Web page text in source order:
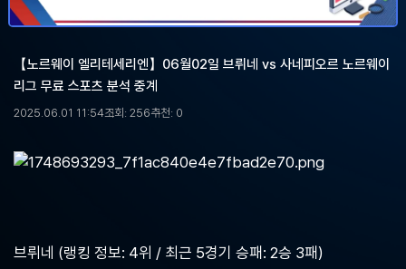
료
츠
중
계,
해
축
구
시
간
【노르웨이 엘리테세리엔】06월02일 브뤼네 vs 사네피오르 노르웨이
리그 무료 스포츠 분석 중계
2025.06.01 11:54조회: 256추천: 0
브뤼네 (랭킹 정보: 4위 / 최근 5경기 승패: 2승 3패)